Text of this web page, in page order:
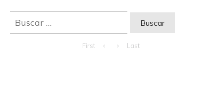
Buscar:
First Last